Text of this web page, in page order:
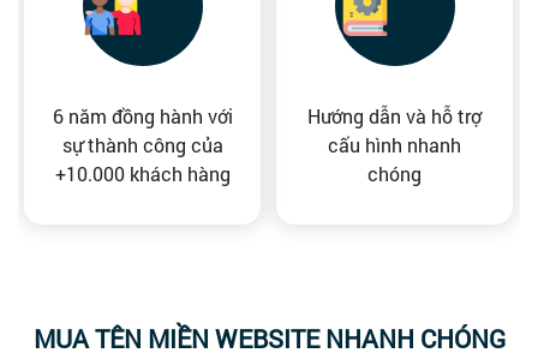
6 năm đồng hành với
sự thành công của
+10.000 khách hàng
Hướng dẫn và hỗ trợ
cấu hình nhanh
chóng
MUA TÊN MIỀN WEBSITE NHANH CHÓNG